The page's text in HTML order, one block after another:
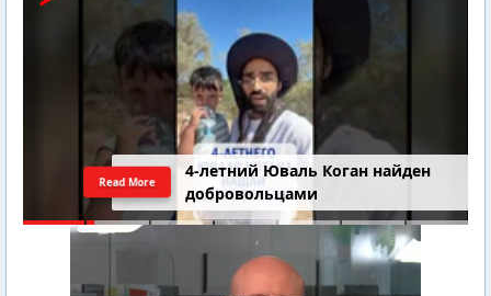
4-летний Юваль Коган найден
добровольцами
Read More